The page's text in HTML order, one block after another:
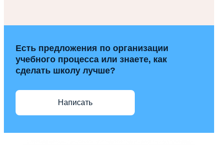
Есть предложения по организации
учебного процесса или знаете, как
сделать школу лучше?
Написать